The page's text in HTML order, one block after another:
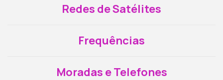
Redes de Satélites
Frequências
Moradas e Telefones